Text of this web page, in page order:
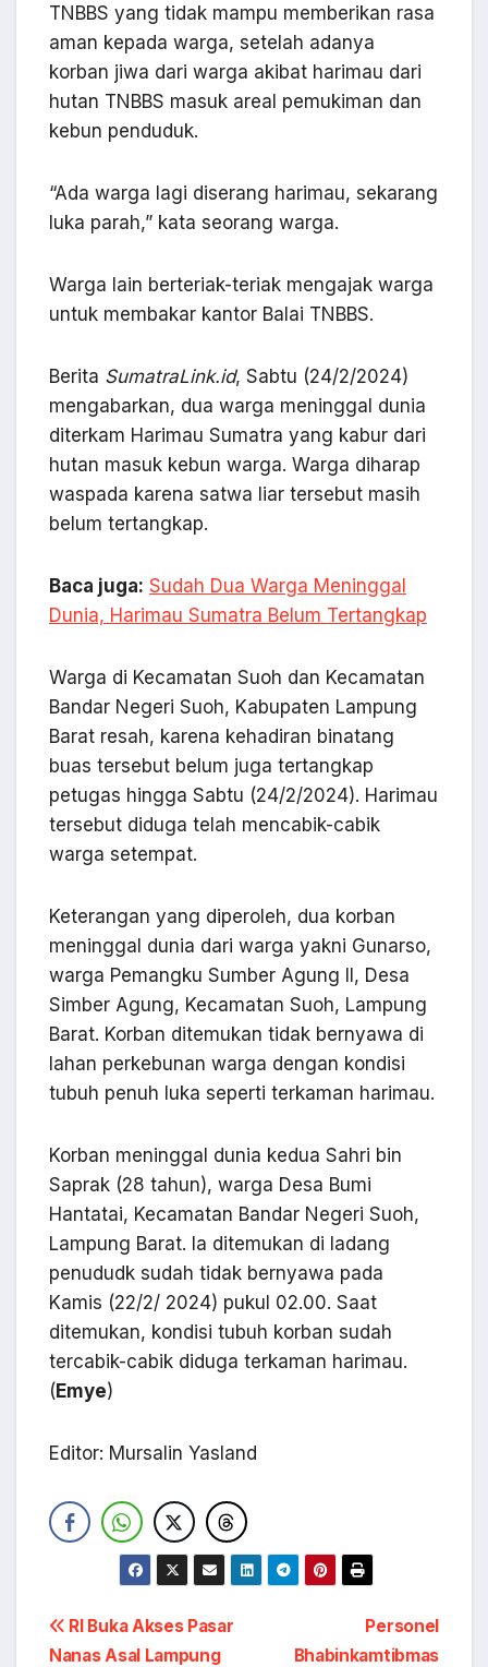
TNBBS yang tidak mampu memberikan rasa
aman kepada warga, setelah adanya
korban jiwa dari warga akibat harimau dari
hutan TNBBS masuk areal pemukiman dan
kebun penduduk.
“Ada warga lagi diserang harimau, sekarang
luka parah,” kata seorang warga.
Warga lain berteriak-teriak mengajak warga
untuk membakar kantor Balai TNBBS.
Berita SumatraLink.id, Sabtu (24/2/2024)
mengabarkan, dua warga meninggal dunia
diterkam Harimau Sumatra yang kabur dari
hutan masuk kebun warga. Warga diharap
waspada karena satwa liar tersebut masih
belum tertangkap.
Baca juga: Sudah Dua Warga Meninggal
Dunia, Harimau Sumatra Belum Tertangkap
Warga di Kecamatan Suoh dan Kecamatan
Bandar Negeri Suoh, Kabupaten Lampung
Barat resah, karena kehadiran binatang
buas tersebut belum juga tertangkap
petugas hingga Sabtu (24/2/2024). Harimau
tersebut diduga telah mencabik-cabik
warga setempat.
Keterangan yang diperoleh, dua korban
meninggal dunia dari warga yakni Gunarso,
warga Pemangku Sumber Agung II, Desa
Simber Agung, Kecamatan Suoh, Lampung
Barat. Korban ditemukan tidak bernyawa di
lahan perkebunan warga dengan kondisi
tubuh penuh luka seperti terkaman harimau.
Korban meninggal dunia kedua Sahri bin
Saprak (28 tahun), warga Desa Bumi
Hantatai, Kecamatan Bandar Negeri Suoh,
Lampung Barat. Ia ditemukan di ladang
penududk sudah tidak bernyawa pada
Kamis (22/2/ 2024) pukul 02.00. Saat
ditemukan, kondisi tubuh korban sudah
tercabik-cabik diduga terkaman harimau.
(Emye)
Editor: Mursalin Yasland
Navigasi
Personel
Bhabinkamtibmas
RI Buka Akses Pasar
Nanas Asal Lampung